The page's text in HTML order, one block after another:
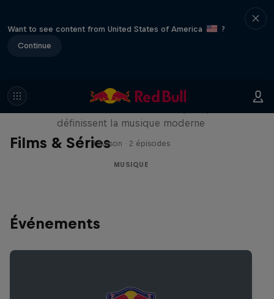
Want to see content from United States of America
?
Continue
Films & Séries
The Note
définissent la musique moderne
1 Saison · 2 épisodes
MUSIQUE
Événements